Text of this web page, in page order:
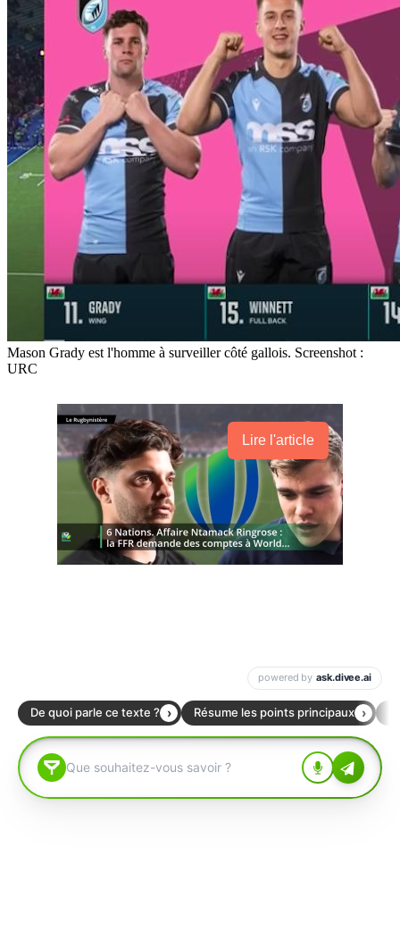
Mason Grady est l'homme à surveiller côté gallois. Screenshot :
URC
Lire l'article